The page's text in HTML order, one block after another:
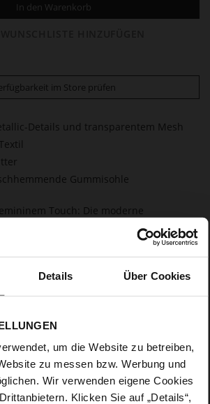
Details Über Cookies
um die Website zu betreiben,
zu messen bzw. Werbung und
Wir verwenden eigene Cookies
Klicken Sie auf „Details“,
In den Warenkorb
im Store prüfen
Details und transparentem Mesh
Gummisohle
Touch: Die moderne
Der Damenschuh wird in Europa
Mesh. Der super bequeme Sneaker
inneren Werten, denn die
"Billy" ein Accessoire in sommerlichen